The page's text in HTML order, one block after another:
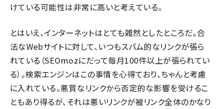
けている可能性は非常に高いと考えている。
とはいえ、インターネットはとても雑然としたところだ。合
法なWebサイトに対して、いつもスパム的なリンクが張ら
れている（SEOmozにだって毎月100件以上が張られてい
る）。検索エンジンはこの事情を心得ており、ちゃんと考慮
に入れている。悪質なリンクから否定的な影響を受けるこ
ともあり得るが、それは悪いリンクが被リンク全体のかなり